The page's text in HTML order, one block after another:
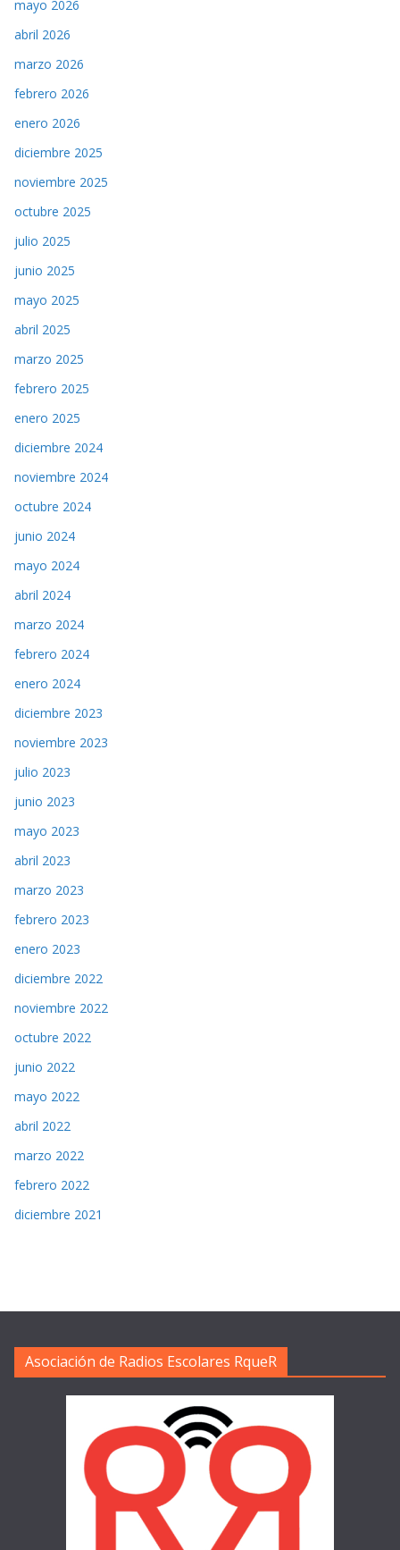
mayo 2026
abril 2026
marzo 2026
febrero 2026
enero 2026
diciembre 2025
noviembre 2025
octubre 2025
julio 2025
junio 2025
mayo 2025
abril 2025
marzo 2025
febrero 2025
enero 2025
diciembre 2024
noviembre 2024
octubre 2024
junio 2024
mayo 2024
abril 2024
marzo 2024
febrero 2024
enero 2024
diciembre 2023
noviembre 2023
julio 2023
junio 2023
mayo 2023
abril 2023
marzo 2023
febrero 2023
enero 2023
diciembre 2022
noviembre 2022
octubre 2022
junio 2022
mayo 2022
abril 2022
marzo 2022
febrero 2022
diciembre 2021
Asociación de Radios Escolares RqueR